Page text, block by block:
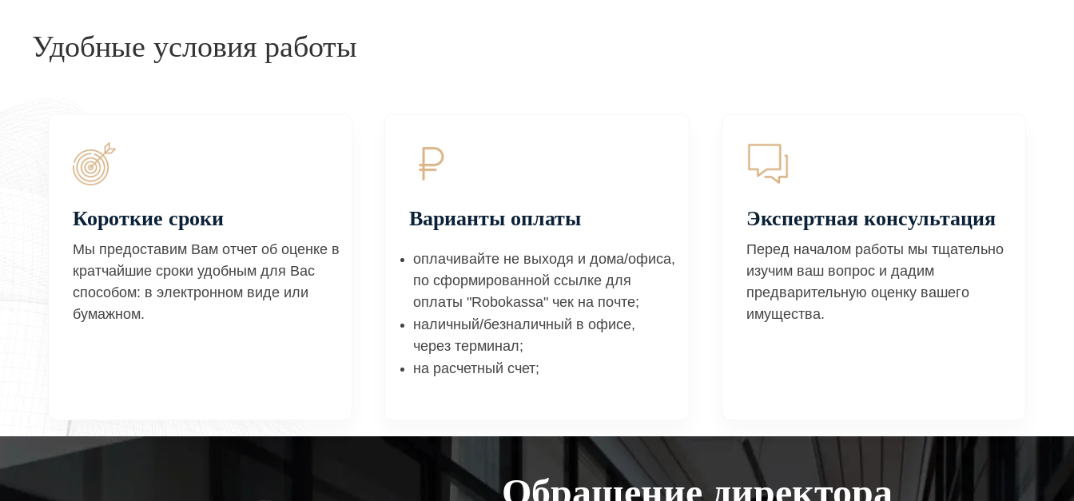
Удобные условия работы
Короткие сроки
Мы предоставим Вам отчет об оценке в
кратчайшие сроки удобным для Вас
способом: в электронном виде или
бумажном.
Варианты оплаты
оплачивайте не выходя и дома/офиса,
по сформированной ссылке для
оплаты "Robokassa" чек на почте;
наличный/безналичный в офисе,
через терминал;
на расчетный счет;
Экспертная консультация
Перед началом работы мы тщательно
изучим ваш вопрос и дадим
предварительную оценку вашего
имущества.
Обращение директора